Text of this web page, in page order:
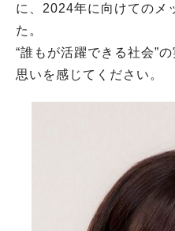
に、2024年に向けてのメ
た。
“誰もが活躍できる社会”
思いを感じてください。